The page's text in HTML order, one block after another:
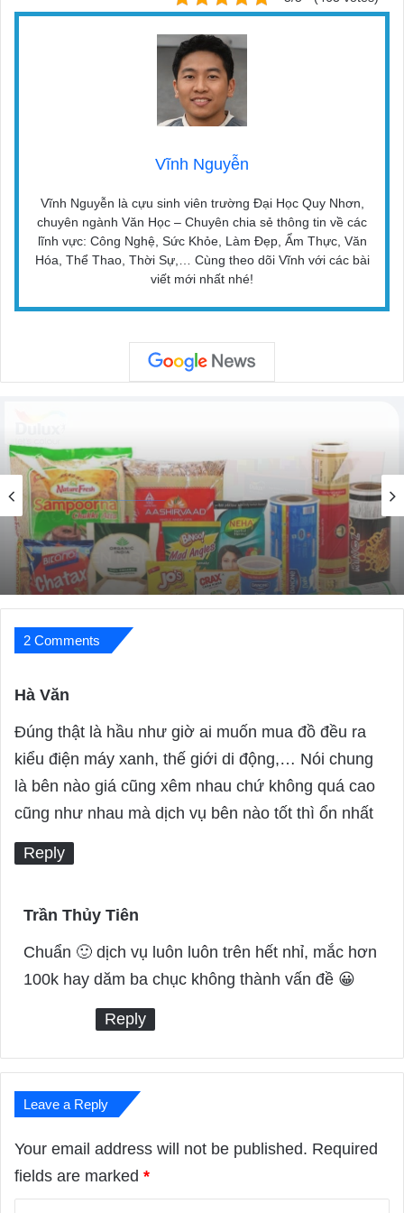
Vĩnh Nguyễn
Vĩnh Nguyễn là cựu sinh viên trường Đại Học Quy Nhơn,
chuyên ngành Văn Học – Chuyên chia sẻ thông tin về các
lĩnh vực: Công Nghệ, Sức Khỏe, Làm Đẹp, Ẩm Thực, Văn
Hóa, Thể Thao, Thời Sự,… Cùng theo dõi Vĩnh với các bài
viết mới nhất nhé!
Dịch Vụ Tổng Hợp
01/09/2022
Tổng Hợp Kiến Thức Về Decal Bao Bì
2 Comments
Hà Văn
a
y
s
:
Đúng thật là hầu như giờ ai muốn mua đồ đều ra
kiểu điện máy xanh, thế giới di động,… Nói chung
là bên nào giá cũng xêm nhau chứ không quá cao
cũng như nhau mà dịch vụ bên nào tốt thì ổn nhất
Reply
Trần Thủy Tiên
a
y
:
Chuẩn 🙂 dịch vụ luôn luôn trên hết nhỉ, mắc hơn
100k hay dăm ba chục không thành vấn đề 😀
Reply
Leave a Reply
Your email address will not be published. Required
fields are marked *